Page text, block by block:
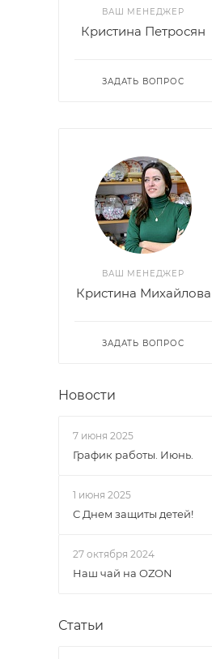
ВАШ МЕНЕДЖЕР
Кристина Петросян
ЗАДАТЬ ВОПРОС
ВАШ МЕНЕДЖЕР
Кристина Михайлова
ЗАДАТЬ ВОПРОС
Новости
7 июня 2025
График работы. Июнь.
1 июня 2025
С Днем защиты детей!
27 октября 2024
Наш чай на OZON
Статьи